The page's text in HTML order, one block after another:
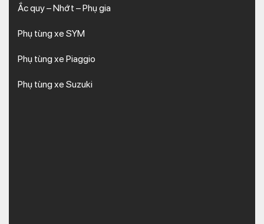
Ắc quy – Nhớt – Phụ gia
Phụ tùng xe SYM
Phụ tùng xe Piaggio
Phụ tùng xe Suzuki